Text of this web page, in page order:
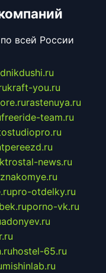
всей России
kraft-you.ru
rastenuya.ru
freeride-team.ru
news.ru
pro-otdelky.ru
porno-vk.ru
adonyev.ru
hostel-65.ru
mishinlab.ru